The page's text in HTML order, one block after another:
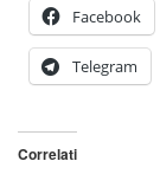
Facebook
Telegram
Correlati